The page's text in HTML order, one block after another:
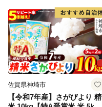
福島県 南相馬市 cu006-ae
佐賀県神埼市
【令和7年産】さがびより 精